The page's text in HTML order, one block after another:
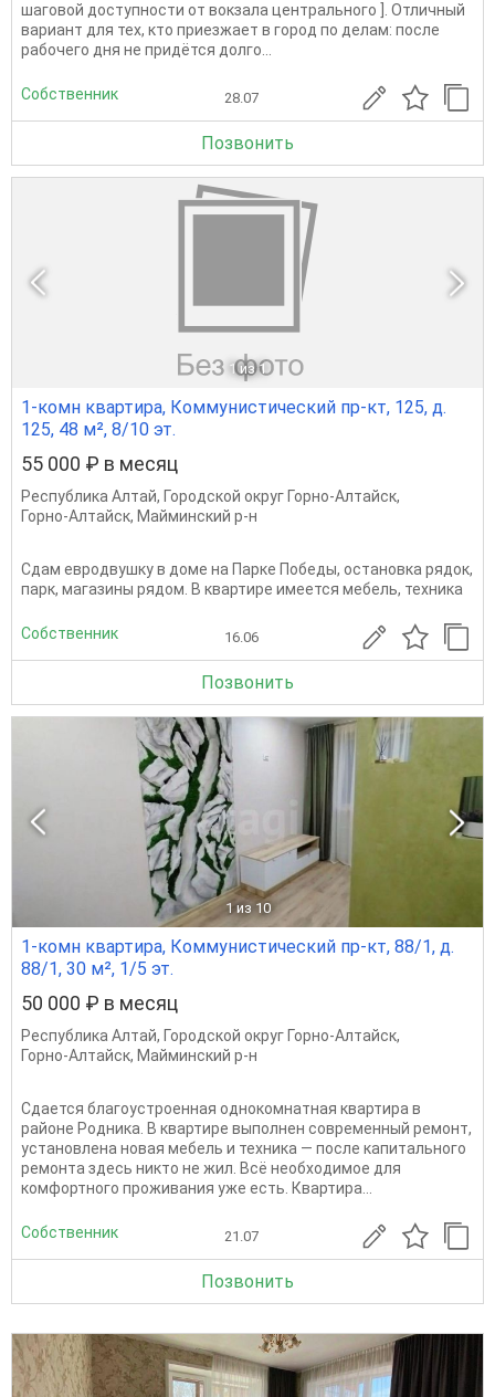
шаговой доступности от вокзала центрального ]. Отличный
вариант для тех, кто приезжает в город по делам: после
рабочего дня не придётся долго...
Собственник 28.07
Позвонить
1 из 1
1-комн квартира, Коммунистический пр-кт, 125, д.
125, 48 м², 8/10 эт.
55 000 ₽ в месяц
Республика Алтай, Городской округ Горно-Алтайск,
Горно-Алтайск, Майминский р-н
Сдам евродвушку в доме на Парке Победы, остановка рядок,
парк, магазины рядом. В квартире имеется мебель, техника
Собственник 16.06
Позвонить
1 из 10
1-комн квартира, Коммунистический пр-кт, 88/1, д.
88/1, 30 м², 1/5 эт.
50 000 ₽ в месяц
Республика Алтай, Городской округ Горно-Алтайск,
Горно-Алтайск, Майминский р-н
Сдается благоустроенная однокомнатная квартира в
районе Родника. В квартире выполнен современный ремонт,
установлена новая мебель и техника — после капитального
ремонта здесь никто не жил. Всё необходимое для
комфортного проживания уже есть. Квартира...
Собственник 21.07
Позвонить